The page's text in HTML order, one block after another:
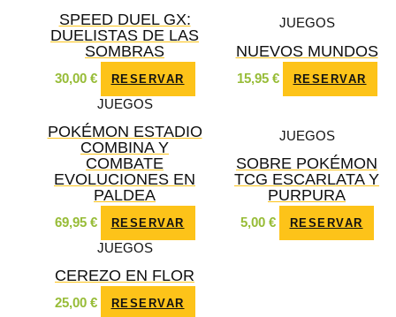
SPEED DUEL GX:
DUELISTAS DE LAS
SOMBRAS
30,00 € RESERVAR
JUEGOS
NUEVOS MUNDOS
15,95 € RESERVAR
JUEGOS
POKÉMON ESTADIO
COMBINA Y
COMBATE
EVOLUCIONES EN
PALDEA
69,95 € RESERVAR
JUEGOS
SOBRE POKÉMON
TCG ESCARLATA Y
PURPURA
5,00 € RESERVAR
JUEGOS
CEREZO EN FLOR
25,00 € RESERVAR